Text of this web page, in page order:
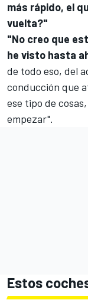
más rápido, el
vuelta?"
"No creo que
he visto hasta
de todo eso, del
conducción que
ese tipo de
empezar".
Estos